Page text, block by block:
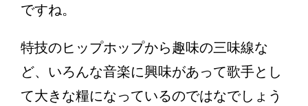
ですね。
特技のヒップホップから趣味の三味線な
ど、いろんな音楽に興味があって歌手とし
て大きな糧になっているのではなでしょう